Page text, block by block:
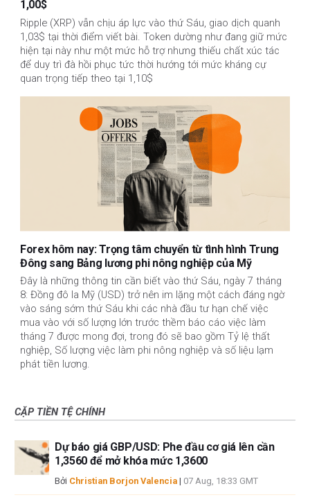
1,00$
Ripple (XRP) vẫn chịu áp lực vào thứ Sáu, giao dịch quanh
1,03$ tại thời điểm viết bài. Token dường như đang giữ mức
hiện tại này như một mức hỗ trợ nhưng thiếu chất xúc tác
để duy trì đà hồi phục tức thời hướng tới mức kháng cự
quan trọng tiếp theo tại 1,10$
Forex hôm nay: Trọng tâm chuyển từ tình hình Trung
Đông sang Bảng lương phi nông nghiệp của Mỹ
Đây là những thông tin cần biết vào thứ Sáu, ngày 7 tháng
8: Đồng đô la Mỹ (USD) trở nên im lặng một cách đáng ngờ
vào sáng sớm thứ Sáu khi các nhà đầu tư hạn chế việc
mua vào với số lượng lớn trước thềm báo cáo việc làm
tháng 7 được mong đợi, trong đó sẽ bao gồm Tỷ lệ thất
nghiệp, Số lượng việc làm phi nông nghiệp và số liệu lạm
phát tiền lương.
CẶP TIỀN TỆ CHÍNH
Dự báo giá GBP/USD: Phe đầu cơ giá lên cần
1,3560 để mở khóa mức 1,3600
Bởi Christian Borjon Valencia | 07 Aug, 18:33 GMT